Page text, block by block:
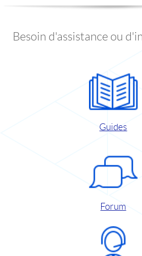
Besoin d'assistance ou
Guides
Forum